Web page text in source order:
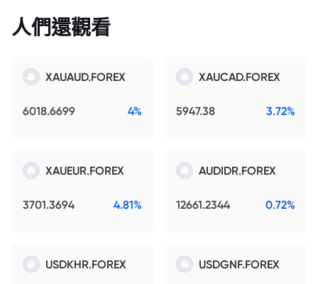
人們還觀看
XAUAUD.FOREX
6018.6699 4%
XAUCAD.FOREX
5947.38 3.72%
XAUEUR.FOREX
3701.3694 4.81%
AUDIDR.FOREX
12661.2344 0.72%
USDKHR.FOREX USDGNF.FOREX